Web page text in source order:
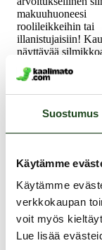
Suostumus
Käytämme
Käytämme
verkkokaupan
voit myös
Lue lisää
makuuhuoneesi
roolileikkeihin tai
illanistujaisiin!
näyttävää
musta
sisään on ommeltu